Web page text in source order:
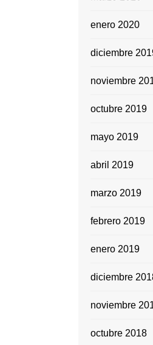
enero 2020
diciembre
noviembre
octubre 2019
mayo 2019
abril 2019
marzo 2019
febrero 2019
enero 2019
diciembre
noviembre
octubre 2018